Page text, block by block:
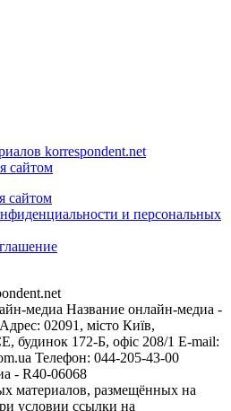
korrespondent.net
сайтом
сайтом
и персональных
медиа Название онлайн-медиа -
02091, місто Київ,
172-Б, офіс 208/1 E-mail:
Телефон: 044-205-43-00
- R40-06068
материалов, размещённых на
условии ссылки на